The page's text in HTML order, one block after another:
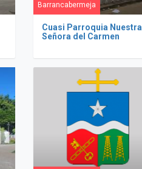
Barrancabermeja
Cuasi Parroquia Nuestra
Señora del Carmen